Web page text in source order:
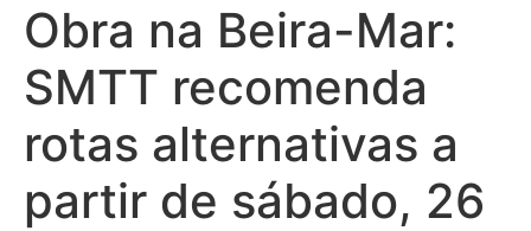
Obra na Beira-Mar:
SMTT recomenda
rotas alternativas a
partir de sábado, 26